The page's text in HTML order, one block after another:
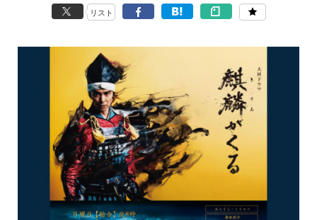
リスト